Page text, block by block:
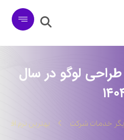
طراحی لوگو در سال
خدمات شرکت بهترین نرم‌ افزار